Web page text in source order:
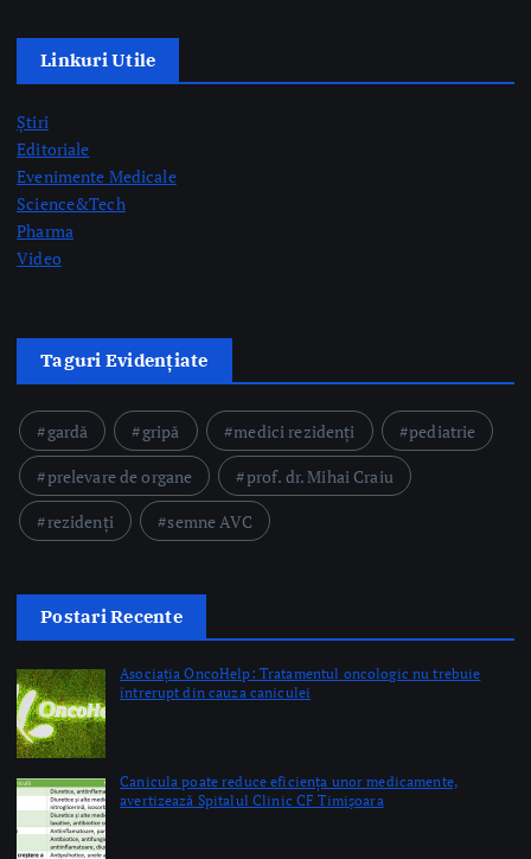
Linkuri Utile
Știri
Editoriale
Evenimente Medicale
Science&Tech
Pharma
Video
Taguri Evidențiate
gardă gripă medici rezidenți
pediatrie
prelevare de organe
prof. dr. Mihai Craiu
rezidenți
semne AVC
Postari Recente
Asociația OncoHelp: Tratamentul oncologic nu trebuie
întrerupt din cauza caniculei
Canicula poate reduce eficiența unor medicamente,
avertizează Spitalul Clinic CF Timişoara